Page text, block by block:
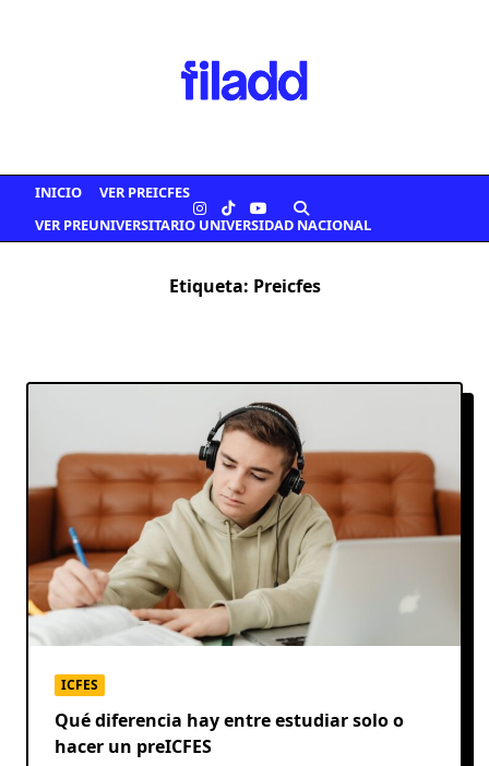
INICIO
VER PREICFES
VER PREUNIVERSITARIO UNIVERSIDAD NACIONAL
Etiqueta: Preicfes
ICFES
Qué diferencia hay entre estudiar solo o
hacer un preICFES